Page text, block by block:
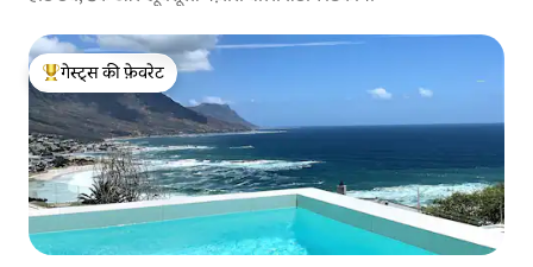
गेस्ट्स का टॉप फ़ेवरेट
गेस्ट्स की फ़ेवरेट